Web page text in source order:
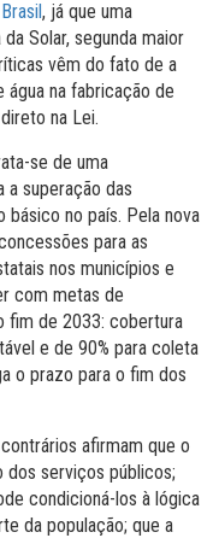
, já que uma
Solar, segunda maior
vêm do fato de a
água na fabricação de
na Lei.
se de uma
a superação das
básico no país. Pela nova
para as
nos municípios e
com metas de
fim de 2033: cobertura
e de 90% para coleta
o prazo para o fim dos
afirmam que o
serviços públicos;
condicioná-los à lógica
da população; que a